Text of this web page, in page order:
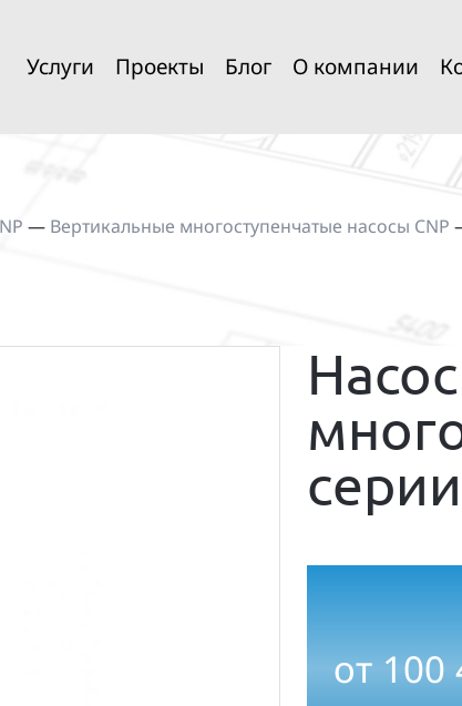
Услуги Проекты Блог О компании
— Вертикальные многоступенчатые насосы CNP
от 100